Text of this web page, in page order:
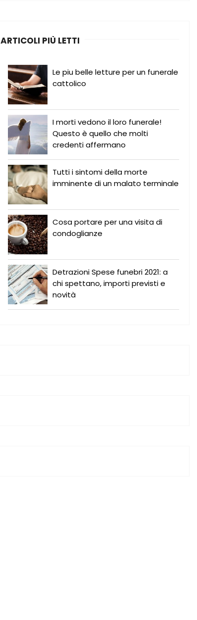
ARTICOLI PIÙ LETTI
Le piu belle letture per un funerale
cattolico
I morti vedono il loro funerale!
Questo è quello che molti
credenti affermano
Tutti i sintomi della morte
imminente di un malato terminale
Cosa portare per una visita di
condoglianze
Detrazioni Spese funebri 2021: a
chi spettano, importi previsti e
novità